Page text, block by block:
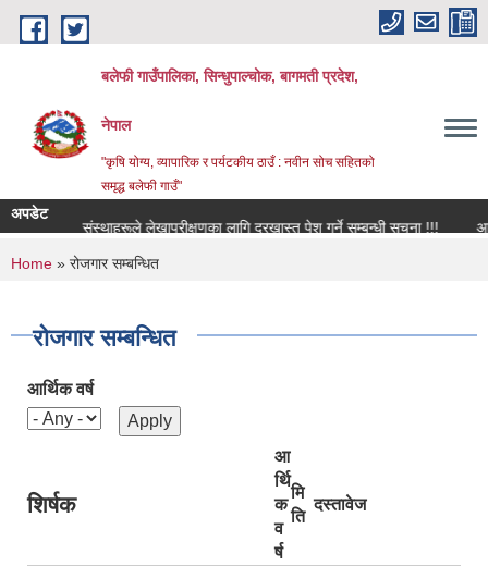
Skip to main content
बलेफी गाउँपालिका, सिन्धुपाल्चोक, बागमती प्रदेश,
नेपाल
"कृषि योग्य, व्यापारिक र पर्यटकीय ठाउँ : नवीन सोच सहितको
समृद्ध बलेफी गाउँ"
अपडेट
शैक्षिक संस्थाहरूले लेखापरीक्षणका लागि दरखास्त पेश गर्ने सम्बन्धी सूचना !!!
आ.व.
You are here
Home » रोजगार सम्बन्धित
रोजगार सम्बन्धित
आर्थिक वर्ष
शिर्षक
आ
र्थि
क
व
र्ष
मि
ति
दस्तावेज